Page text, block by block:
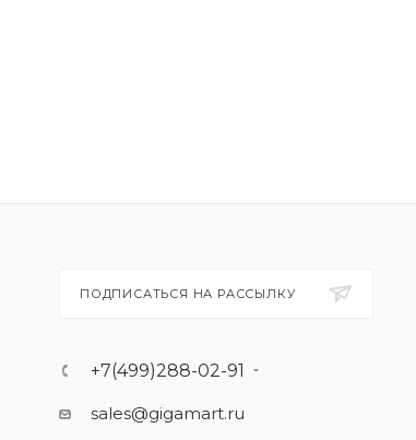
ПОДПИСАТЬСЯ НА РАССЫЛКУ
+7(499)288-02-91
sales@gigamart.ru